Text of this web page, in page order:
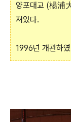
양포대교 (楊浦
져있다.
1996년 개관하